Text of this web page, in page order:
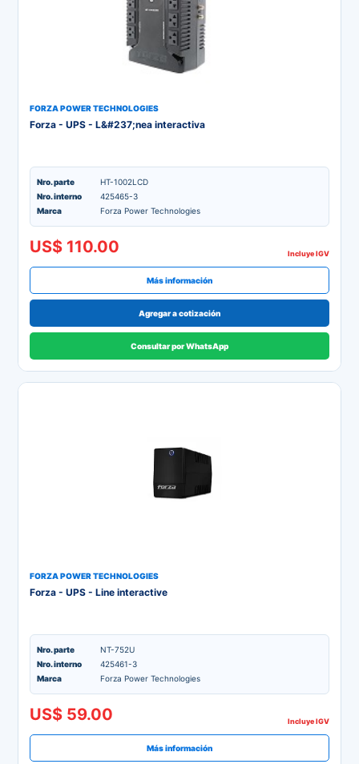
FORZA POWER TECHNOLOGIES
Forza - UPS - L&#237;nea interactiva
Nro. parte
HT-1002LCD
Nro. interno
425465-3
Marca
Forza Power Technologies
US$ 110.00 Incluye IGV
Más información
Agregar a cotización
Consultar por WhatsApp
FORZA POWER TECHNOLOGIES
Forza - UPS - Line interactive
Nro. parte
NT-752U
Nro. interno
425461-3
Marca
Forza Power Technologies
US$ 59.00 Incluye IGV
Más información